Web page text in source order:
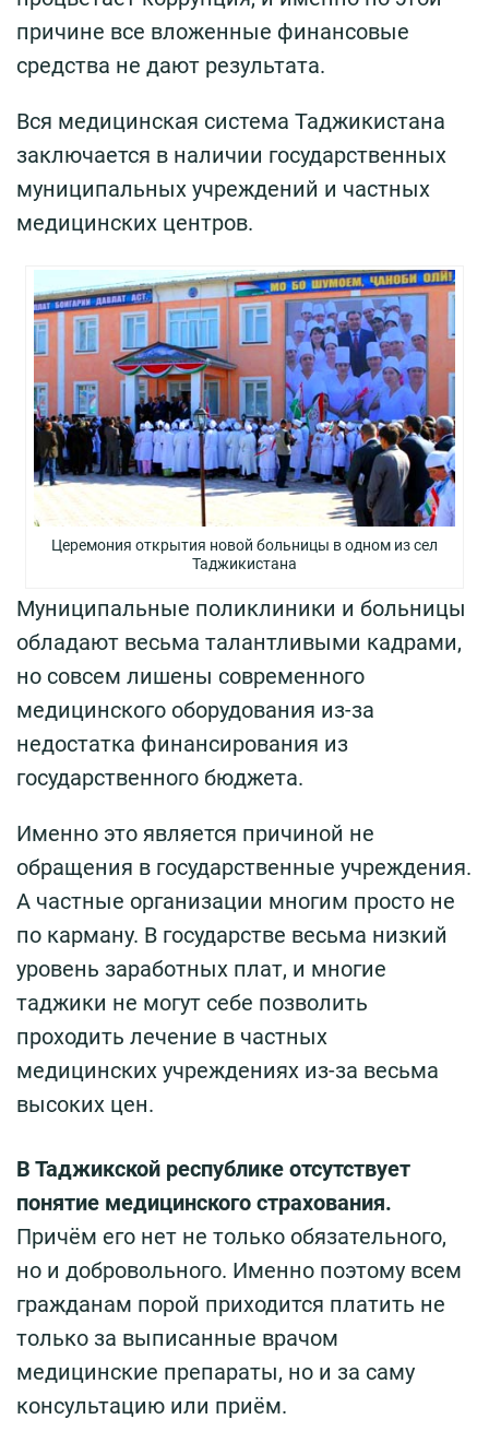
причине все вложенные финансовые
средства не дают результата.
Вся медицинская система Таджикистана
заключается в наличии государственных
муниципальных учреждений и частных
медицинских центров.
Церемония открытия новой больницы в одном из сел
Таджикистана
Муниципальные поликлиники и больницы
обладают весьма талантливыми кадрами,
но совсем лишены современного
медицинского оборудования из-за
недостатка финансирования из
государственного бюджета.
Именно это является причиной не
обращения в государственные учреждения.
А частные организации многим просто не
по карману. В государстве весьма низкий
уровень заработных плат, и многие
таджики не могут себе позволить
проходить лечение в частных
медицинских учреждениях из-за весьма
высоких цен.
В Таджикской республике отсутствует
понятие медицинского страхования.
Причём его нет не только обязательного,
но и добровольного. Именно поэтому всем
гражданам порой приходится платить не
только за выписанные врачом
медицинские препараты, но и за саму
консультацию или приём.